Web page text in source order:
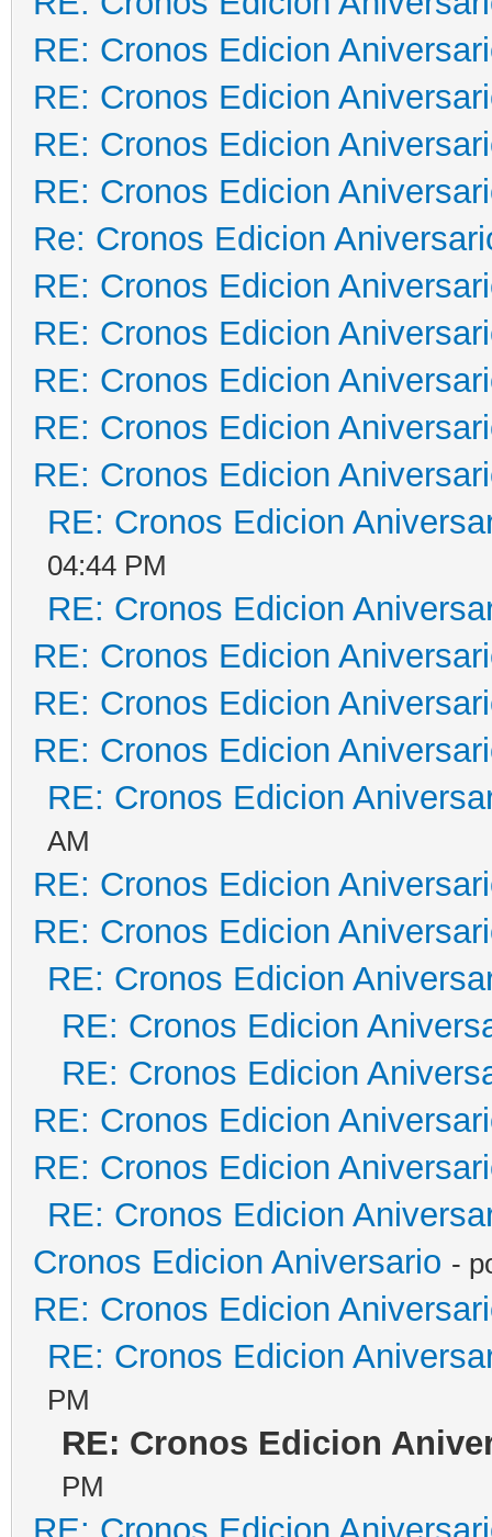
RE: Cronos Edicion
RE: Cronos Edicion
RE: Cronos Edicion
RE: Cronos Edicion
Re: Cronos Edicion
RE: Cronos Edicion
RE: Cronos Edicion
RE: Cronos Edicion
RE: Cronos Edicion
RE: Cronos Edicion
RE: Cronos Edicion
04:44 PM
RE: Cronos Edicion
RE: Cronos Edicion
RE: Cronos Edicion
RE: Cronos Edicion
RE: Cronos Edicion
AM
RE: Cronos Edicion
RE: Cronos Edicion
RE: Cronos Edicion
RE: Cronos Edicion
RE: Cronos Edicion
RE: Cronos Edicion
RE: Cronos Edicion
RE: Cronos Edicion
Cronos Edicion Aniversario -
RE: Cronos Edicion
RE: Cronos Edicion
PM
RE: Cronos Edicion
PM